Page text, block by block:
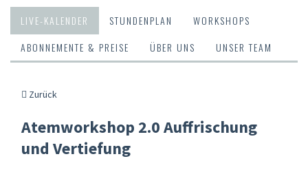
LIVE-KALENDER STUNDENPLAN
WORKSHOPS
ABONNEMENTE & PREISE
ÜBER UNS UNSER TEAM
Zurück
Atemworkshop 2.0 Auffrischung
und Vertiefung